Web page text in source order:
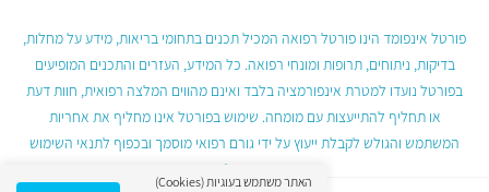
פורטל אינפומד הינו פורטל רפואה המכיל תכנים בתחומי בריאות, מידע על מחלות,
בדיקות, ניתוחים, תרופות ומונחי רפואה. כל המידע, העזרים והתכנים המופיעים
בפורטל נועדו למטרת אינפורמציה בלבד ואינם מהווים המלצה רפואית, חוות דעת
או תחליף להתייעצות עם מומחה. שימוש בפורטל אינו מחליף את אחריות
המשתמש והגולש לקבלת ייעוץ על ידי גורם רפואי מוסמך ובכפוף לתנאי השימוש
בפורטל.
האתר משתמש בעוגיות (Cookies)